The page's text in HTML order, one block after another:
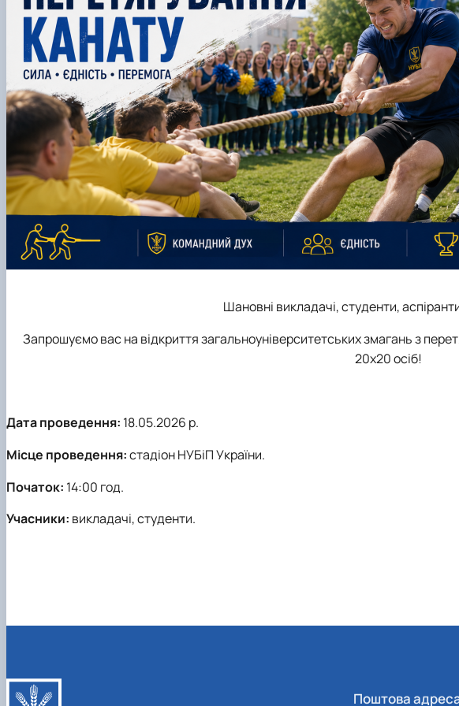
Шановні викладачі, студенти,
Запрошуємо вас на відкриття загальноуніверситетських змагань з
20х20 осіб!
Дата проведення: 18.05.2026 р.
Місце проведення:стадіон НУБіП України.
Початок: 14:00 год.
Учасники: викладачі, студенти.
Поштова